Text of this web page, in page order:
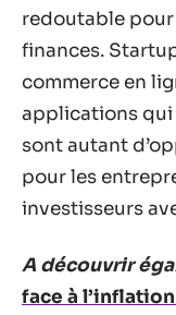
redoutable pour
finances.
commerce en
applications qui
sont autant
pour les
investisseurs
A découvrir
face à